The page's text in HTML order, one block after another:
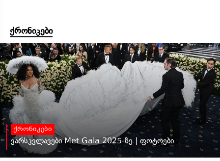
ქრონიკები
ქრონიკები
ვარსკვლავები Met Gala 2025-ზე | ფოტოები